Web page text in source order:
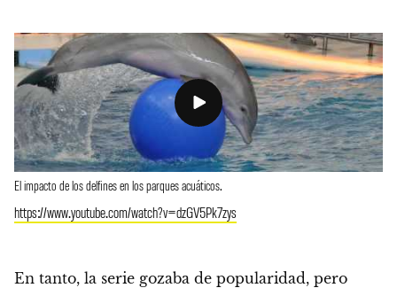
El impacto de los delfines en los parques acuáticos.
https://www.youtube.com/watch?v=dzGV5Pk7zys
En tanto, la serie gozaba de popularidad, pero